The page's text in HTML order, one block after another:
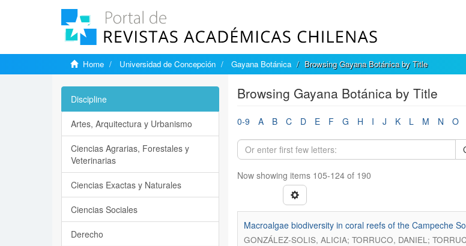
Home Universidad de Concepción Gayana Botánica Browsing Gayana Botánica by Title
Browsing Gayana Botánica by Title
0-9 A B C D E F G H I J K L M N O
Now showing items 105-124 of 190
Macroalgae biodiversity in coral reefs of the Campeche
GONZÁLEZ-SOLIS, ALICIA; TORRUCO, DANIEL;
Discipline
Artes, Arquitectura y Urbanismo
Ciencias Agrarias, Forestales y
Veterinarias
Ciencias Exactas y Naturales
Ciencias Sociales
Derecho